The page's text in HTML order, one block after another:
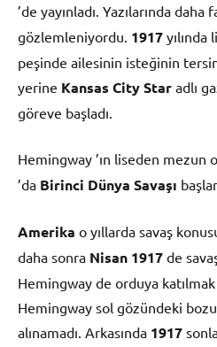
’de yayınladı. Yazılarında daha
gözlemleniyordu. 1917
peşinde ailesinin isteğinin
yerine Kansas City Star adlı
göreve başladı.
Hemingway ’ın liseden mezun
’da Birinci Dünya Savaşı
Amerika o yıllarda savaş
daha sonra Nisan 1917 de
Hemingway de orduya
Hemingway sol gözündeki
alınamadı. Arkasında 1917